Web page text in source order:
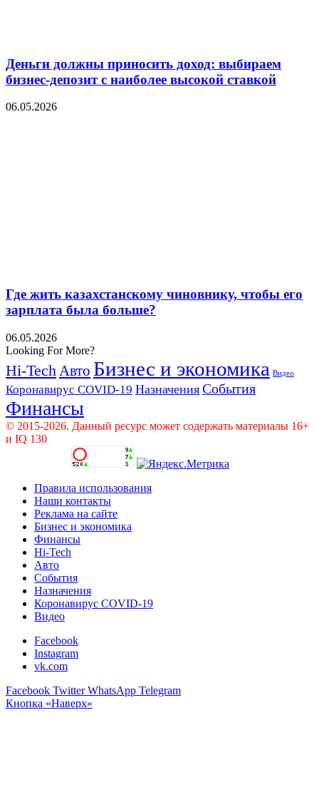
Деньги должны приносить доход: выбираем
бизнес-депозит с наиболее высокой ставкой
06.05.2026
Где жить казахстанскому чиновнику, чтобы его
зарплата была больше?
06.05.2026
Looking For More?
Hi-Tech Авто Бизнес и экономика Видео
Коронавирус COVID-19 Назначения События
Финансы
© 2015-2026. Данный ресурс может содержать материалы 16+
и IQ 130
Правила использования
Наши контакты
Реклама на сайте
Бизнес и экономика
Финансы
Hi-Tech
Авто
События
Назначения
Коронавирус COVID-19
Видео
Facebook
Instagram
vk.com
Facebook Twitter WhatsApp Telegram
Кнопка «Наверх»